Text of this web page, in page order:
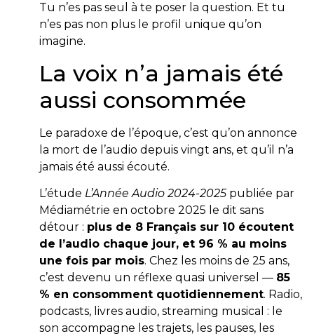
Tu n’es pas seul à te poser la question. Et tu
n’es pas non plus le profil unique qu’on
imagine.
La voix n’a jamais été
aussi consommée
Le paradoxe de l’époque, c’est qu’on annonce
la mort de l’audio depuis vingt ans, et qu’il n’a
jamais été aussi écouté.
L’étude L’Année Audio 2024-2025publiée par
Médiamétrie en octobre 2025 le dit sans
détour : plus de 8 Français sur 10 écoutent
de l’audio chaque jour, et 96 % au moins
une fois par mois. Chez les moins de 25 ans,
c’est devenu un réflexe quasi universel — 85
% en consomment quotidiennement. Radio,
podcasts, livres audio, streaming musical : le
son accompagne les trajets, les pauses, les